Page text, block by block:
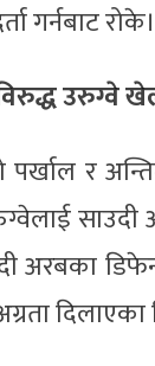
गर्नबाट रोके।
उरुग्वे
र
अरबका
दिलाएका